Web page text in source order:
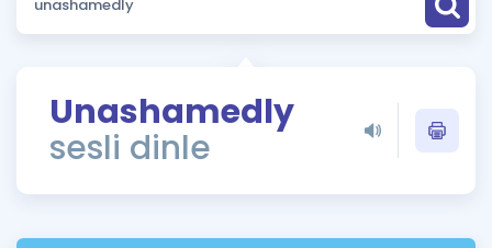
Puan Hesaplama
ÖSYM Sınav Takvimi
Kampanyalar
Unashamedly
sesli dinle